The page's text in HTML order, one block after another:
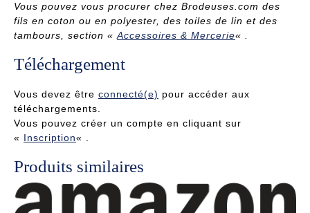
Vous pouvez vous procurer chez Brodeuses.com des
fils en coton ou en polyester, des toiles de lin et des
tambours, section «Accessoires & Mercerie« .
Téléchargement
Vous devez être connecté(e) pour accéder aux
téléchargements.
Vous pouvez créer un compte en cliquant sur
« Inscription« .
Produits similaires